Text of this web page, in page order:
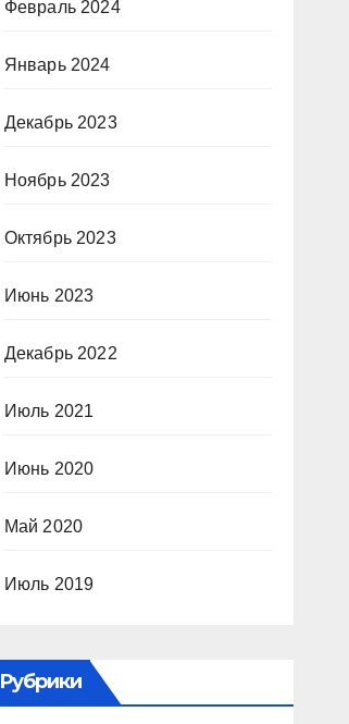
Февраль 2024
Январь 2024
Декабрь 2023
Ноябрь 2023
Октябрь 2023
Июнь 2023
Декабрь 2022
Июль 2021
Июнь 2020
Май 2020
Июль 2019
Рубрики